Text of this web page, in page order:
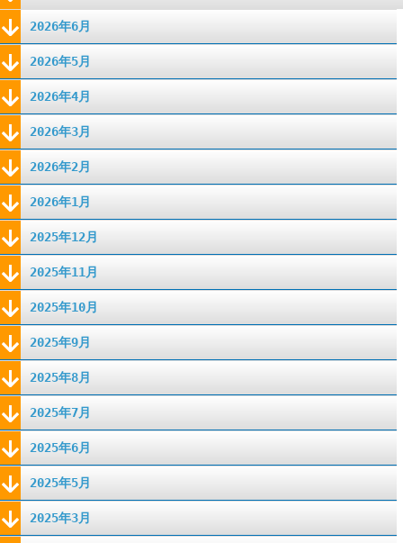
2026年6月
2026年5月
2026年4月
2026年3月
2026年2月
2026年1月
2025年12月
2025年11月
2025年10月
2025年9月
2025年8月
2025年7月
2025年6月
2025年5月
2025年3月